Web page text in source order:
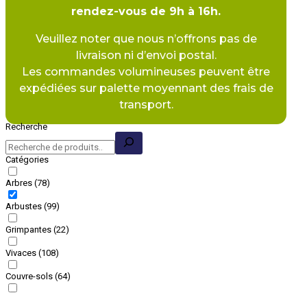
rendez-vous de 9h à 16h.
Veuillez noter que nous n’offrons pas de
livraison ni d’envoi postal.
Les commandes volumineuses peuvent être
expédiées sur palette moyennant des frais de
transport.
Recherche
Catégories
Arbres (78)
Arbustes (99)
Grimpantes (22)
Vivaces (108)
Couvre-sols (64)